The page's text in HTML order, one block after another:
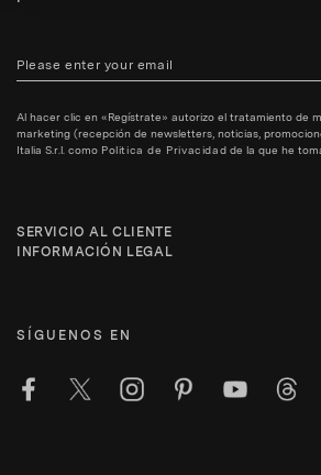
Al hacer clic en «Regístrate» autorizo el tratamiento de
marketing (recepción de newsletters, noticias,
Italia S.r.l. como Politica de Privacidad de la que he
SERVICIO AL CLIENTE
INFORMACIÓN LEGAL
SÍGUENOS EN